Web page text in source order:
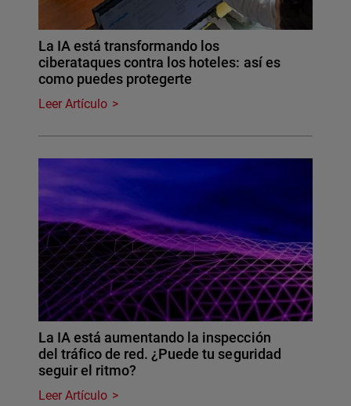
La IA está transformando los
ciberataques contra los hoteles: así es
como puedes protegerte
Leer Artículo
La IA está aumentando la inspección
del tráfico de red. ¿Puede tu seguridad
seguir el ritmo?
Leer Artículo